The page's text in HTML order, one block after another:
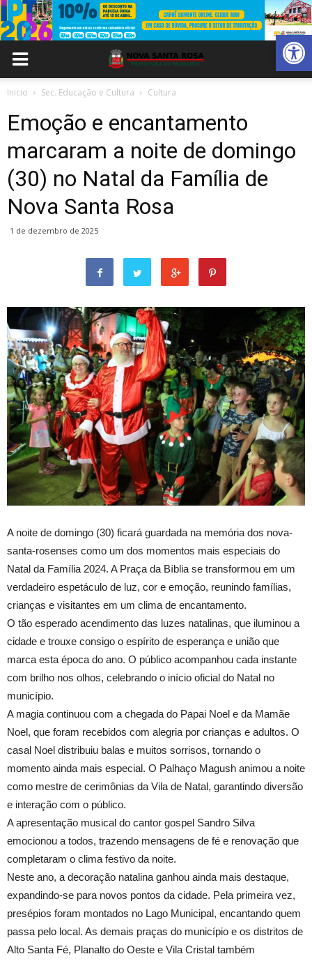
Abrir
Inicio Sec. Educação e Cultura Cultura
Emoção e encantamento
marcaram a noite de domingo
(30) no Natal da Família de
Nova Santa Rosa
1 de dezembro de 2025
A noite de domingo (30) ficará guardada na memória dos nova-
santa-rosenses como um dos momentos mais especiais do
Natal da Família 2024. A Praça da Bíblia se transformou em um
verdadeiro espetáculo de luz, cor e emoção, reunindo famílias,
crianças e visitantes em um clima de encantamento.
O tão esperado acendimento das luzes natalinas, que iluminou a
cidade e trouxe consigo o espírito de esperança e união que
marca esta época do ano. O público acompanhou cada instante
com brilho nos olhos, celebrando o início oficial do Natal no
município.
A magia continuou com a chegada do Papai Noel e da Mamãe
Noel, que foram recebidos com alegria por crianças e adultos. O
casal Noel distribuiu balas e muitos sorrisos, tornando o
momento ainda mais especial. O Palhaço Magush animou a noite
como mestre de cerimônias da Vila de Natal, garantindo diversão
e interação com o público.
A apresentação musical do cantor gospel Sandro Silva
emocionou a todos, trazendo mensagens de fé e renovação que
completaram o clima festivo da noite.
Neste ano, a decoração natalina ganhou ainda mais destaque,
expandindo-se para novos pontos da cidade. Pela primeira vez,
presépios foram montados no Lago Municipal, encantando quem
passa pelo local. As demais praças do município e os distritos de
Alto Santa Fé, Planalto do Oeste e Vila Cristal também